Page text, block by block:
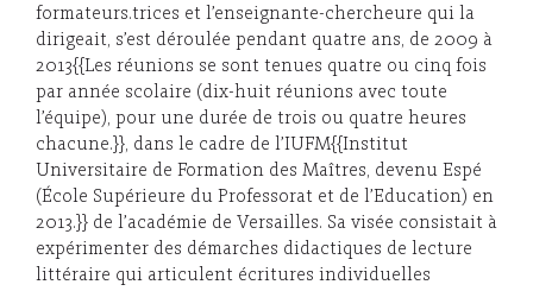
formateurs.trices et l’enseignante-chercheure qui la
dirigeait, s’est déroulée pendant quatre ans, de 2009 à
2013{{Les réunions se sont tenues quatre ou cinq fois
par année scolaire (dix-huit réunions avec toute
l’équipe), pour une durée de trois ou quatre heures
chacune.}}, dans le cadre de l’IUFM{{Institut
Universitaire de Formation des Maîtres, devenu Espé
(École Supérieure du Professorat et de l’Education) en
2013.}} de l’académie de Versailles. Sa visée consistait à
expérimenter des démarches didactiques de lecture
littéraire qui articulent écritures individuelles